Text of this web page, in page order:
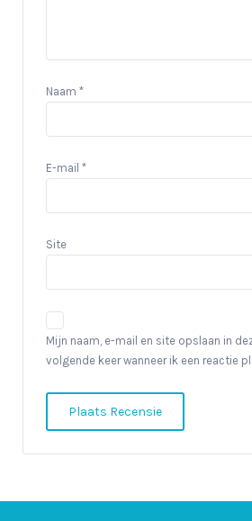
Naam *
E-mail *
Site
Mijn naam, e-mail en site opslaan in
volgende keer wanneer ik een reactie